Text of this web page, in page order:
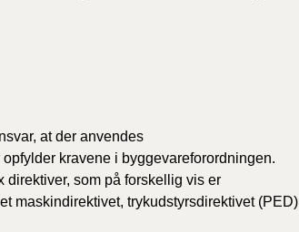
BR18 (1/7-31/12
2018)
at der anvendes
kravene i byggevareforordningen.
som på forskellig vis er
maskindirektivet, trykudstyrsdirektivet (PED)